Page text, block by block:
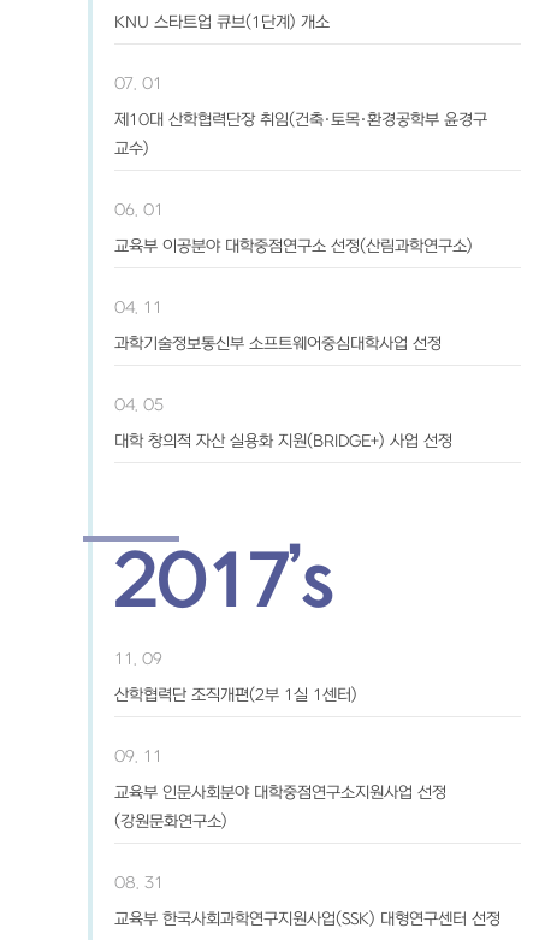
KNU 스타트업 큐브(1단계) 개소
07. 01
제10대 산학협력단장 취임(건축·토목·환경공학부 윤경구
교수)
06. 01
교육부 이공분야 대학중점연구소 선정(산림과학연구소)
04. 11
과학기술정보통신부 소프트웨어중심대학사업 선정
04. 05
대학 창의적 자산 실용화 지원(BRIDGE+) 사업 선정
2017’s
11. 09
산학협력단 조직개편(2부 1실 1센터)
09. 11
교육부 인문사회분야 대학중점연구소지원사업 선정
(강원문화연구소)
08. 31
교육부 한국사회과학연구지원사업(SSK) 대형연구센터 선정